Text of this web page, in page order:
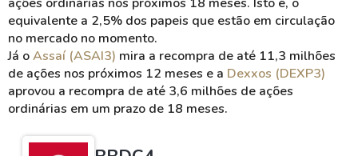
equivalente a 2,5% dos papeis que estão em circulação
no mercado no momento.
Já oAssaí (ASAI3) mira a recompra de até 11,3 milhões
de ações nos próximos 12 meses e a Dexxos (DEXP3)
aprovou a recompra de até 3,6 milhões de ações
ordinárias em um prazo de 18 meses.